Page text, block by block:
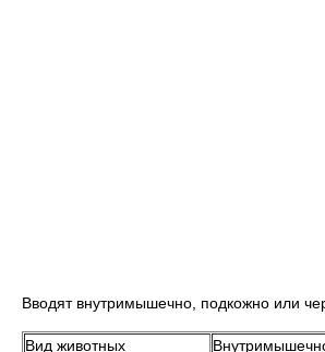
Вводят внутримышечно, подкожно или
Вид животных